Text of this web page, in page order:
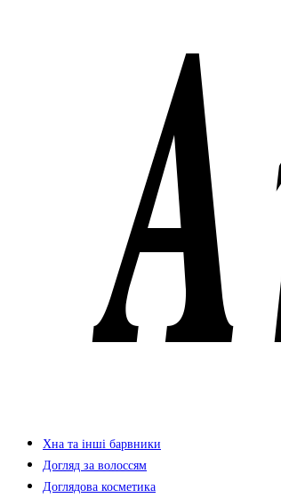
Хна та інші барвники
Догляд за волоссям
Доглядова косметика